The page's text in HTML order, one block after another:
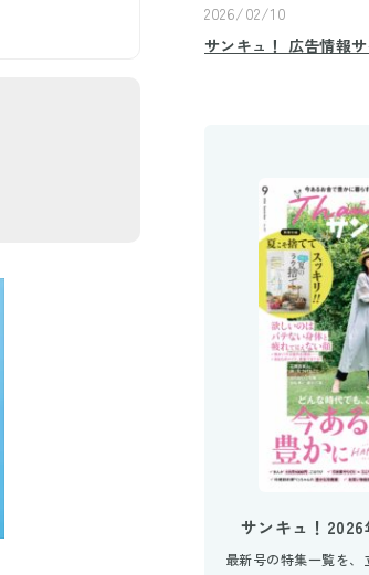
2026/02/10
サンキュ！ 広告情報サ
サンキュ！2026
最新号の特集一覧を